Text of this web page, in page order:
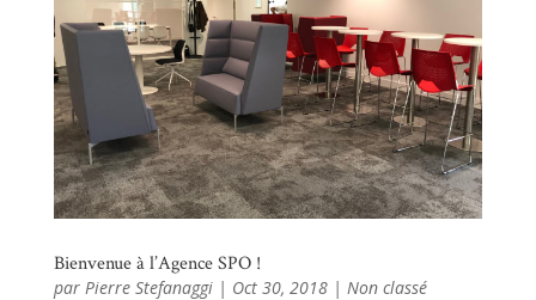
Bienvenue à l’Agence SPO !
par Pierre Stefanaggi| Oct 30, 2018| Non classé